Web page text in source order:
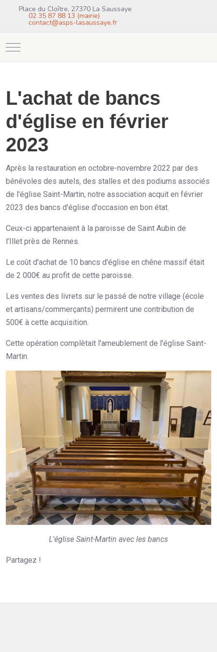
Place du Cloître, 27370 La Saussaye
02 35 87 88 13 (mairie)
contact@asps-lasaussaye.fr
Mobile Menu Toggle
L'achat de bancs
d'église en février
2023
Après la restauration en octobre-novembre 2022 par des
bénévoles des autels, des stalles et des podiums associés
de l'église Saint-Martin, notre association acquit en février
2023 des bancs d'église d'occasion en bon état.
Ceux-ci appartenaient à la paroisse de Saint Aubin de
l’Illet près de Rennes.
Le coût d'achat de 10 bancs d'église en chêne massif était
de 2 000€ au profit de cette paroisse.
Les ventes des livrets sur le passé de notre village (école
et artisans/commerçants) permirent une contribution de
500€ à cette acquisition.
Cette opération complètait l'ameublement de l'église Saint-
Martin.
L'église Saint-Martin avec les bancs
Partagez !